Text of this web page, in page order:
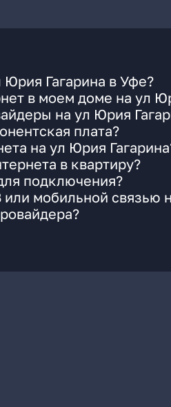
Гагарина в Уфе?
в моем доме на ул
на ул Юрия
плата?
на ул Юрия
в квартиру?
подключения?
мобильной связью